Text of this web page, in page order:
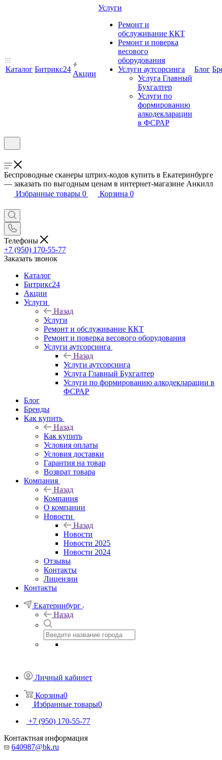
Каталог Битрикс24
Акции
Услуги
Ремонт и
обслуживание ККТ
Ремонт и поверка
весового
оборудования
Услуги аутсорсинга
Услуга Главный
Бухгалтер
Услуги по
формированию
алкодекларации
в ФСРАР
Блог
Беспроводные сканеры штрих-кодов купить в Екатеринбурге
— заказать по выгодным ценам в интернет-магазине Анкилл
Избранные товары 0 Корзина 0
Телефоны
+7 (950) 170-55-77
Заказать звонок
Каталог
Битрикс24
Акции
Услуги
Назад
Услуги
Ремонт и обслуживание ККТ
Ремонт и поверка весового оборудования
Услуги аутсорсинга
Назад
Услуги аутсорсинга
Услуга Главный Бухгалтер
Услуги по формированию алкодекларации в
ФСРАР
Блог
Бренды
Как купить
Назад
Как купить
Условия оплаты
Условия доставки
Гарантия на товар
Возврат товара
Компания
Назад
Компания
О компании
Новости
Назад
Новости
Новости 2025
Новости 2024
Отзывы
Контакты
Лицензии
Контакты
Екатеринбург
Назад
Личный кабинет
Корзина0
Избранные товары0
+7 (950) 170-55-77
Контактная информация
640987@bk.ru